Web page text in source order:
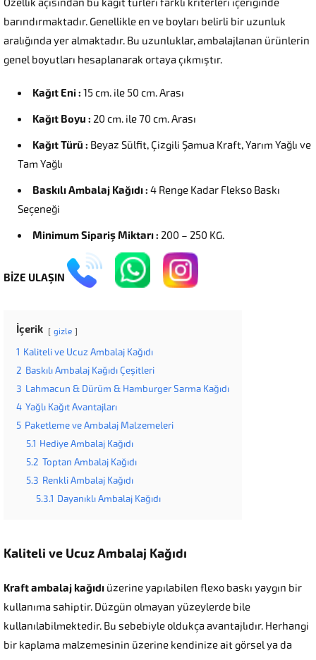
Özellik açısından bu kağıt türleri farklı kriterleri içeriğinde
barındırmaktadır. Genellikle en ve boyları belirli bir uzunluk
aralığında yer almaktadır. Bu uzunluklar, ambalajlanan ürünlerin
genel boyutları hesaplanarak ortaya çıkmıştır.
Kağıt Eni : 15 cm. ile 50 cm. Arası
Kağıt Boyu : 20 cm. ile 70 cm. Arası
Kağıt Türü : Beyaz Sülfit, Çizgili Şamua Kraft, Yarım Yağlı ve
Tam Yağlı
Baskılı Ambalaj Kağıdı : 4 Renge Kadar Flekso Baskı
Seçeneği
Minimum Sipariş Miktarı : 200 – 250 KG.
BİZE ULAŞIN
İçerik gizle
1 Kaliteli ve Ucuz Ambalaj Kağıdı
2 Baskılı Ambalaj Kağıdı Çeşitleri
3 Lahmacun & Dürüm & Hamburger Sarma Kağıdı
4 Yağlı Kağıt Avantajları
5 Paketleme ve Ambalaj Malzemeleri
5.1 Hediye Ambalaj Kağıdı
5.2 Toptan Ambalaj Kağıdı
5.3 Renkli Ambalaj Kağıdı
5.3.1 Dayanıklı Ambalaj Kağıdı
Kaliteli ve Ucuz Ambalaj Kağıdı
Kraft ambalaj kağıdı üzerine yapılabilen flexo baskı yaygın bir
kullanıma sahiptir. Düzgün olmayan yüzeylerde bile
kullanılabilmektedir. Bu sebebiyle oldukça avantajlıdır. Herhangi
bir kaplama malzemesinin üzerine kendinize ait görsel ya da